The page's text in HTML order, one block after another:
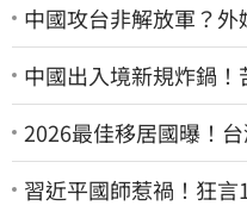
中國攻台非解放軍？外
中國出入境新規炸鍋！
2026最佳移居國曝！
習近平國師惹禍！狂